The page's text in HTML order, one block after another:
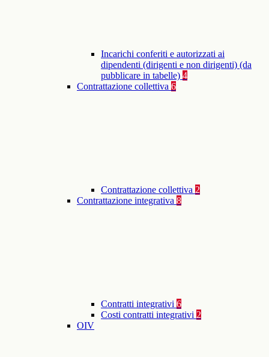
Incarichi conferiti e autorizzati ai
dipendenti (dirigenti e non dirigenti) (da
pubblicare in tabelle) 4
Contrattazione collettiva 6
Contrattazione collettiva 2
Contrattazione integrativa 8
Contratti integrativi 6
Costi contratti integrativi 2
OIV